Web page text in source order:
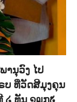
ານຸວົງ ໄປ
ບ ທີ່ວັດສີມຸງຄຸນ
໒ ທັນ ໑໙໗໕